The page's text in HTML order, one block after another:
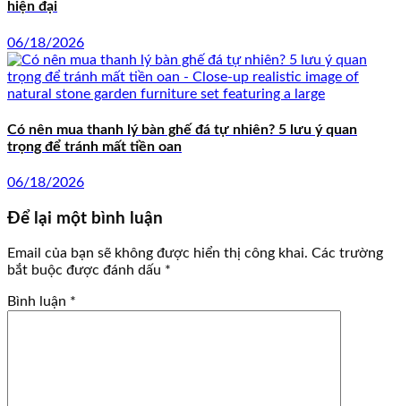
hiện đại
06/18/2026
Có nên mua thanh lý bàn ghế đá tự nhiên? 5 lưu ý quan
trọng để tránh mất tiền oan
06/18/2026
Để lại một bình luận
Email của bạn sẽ không được hiển thị công khai. Các trường
bắt buộc được đánh dấu *
Bình luận *